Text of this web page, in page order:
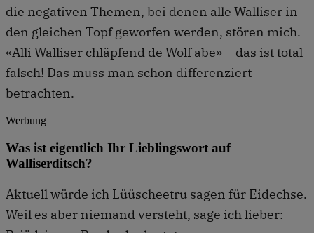
die negativen Themen, bei denen alle Walliser in
den gleichen Topf geworfen werden, stören mich.
«Alli Walliser chläpfend de Wolf abe» – das ist total
falsch! Das muss man schon differenziert
betrachten.
Werbung
Was ist eigentlich Ihr Lieblingswort auf
Walliserditsch?
Aktuell würde ich Lüüscheetru sagen für Eidechse.
Weil es aber niemand versteht, sage ich lieber: